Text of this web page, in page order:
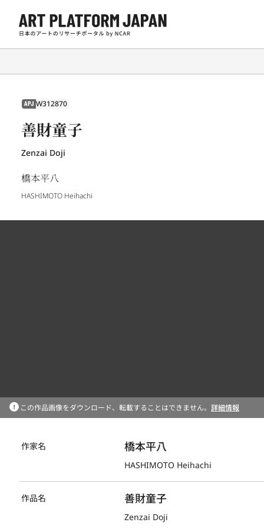
APJ W312870
善財童子
Zenzai Doji
橋本平八
HASHIMOTO Heihachi
この作品画像をダウンロード、転載することはできません。 詳細情報
作家名 橋本平八
HASHIMOTO Heihachi
作品名 善財童子
Zenzai Doji